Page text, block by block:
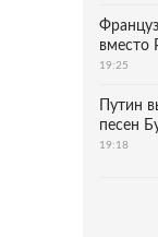
вместо
19:25
Путин
песен
19:18